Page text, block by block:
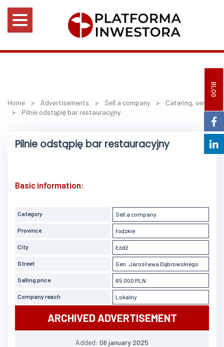
BLOG
Home > Advertisements > Sell a company > Catering, venues
> Pilnie odstąpię bar restauracyjny
Pilnie odstąpię bar restauracyjny
Basic information:
Category Sell a company
Province łódzkie
City Łódź
Street Gen. Jarosława Dąbrowskiego
Selling price 65 000 PLN
Company reach Lokalny
ARCHIVED ADVERTISEMENT
Added: 06 january 2025